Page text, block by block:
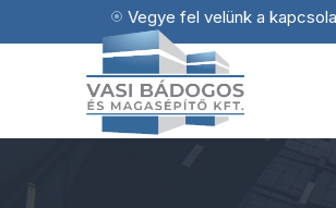
Vegye fel velünk a